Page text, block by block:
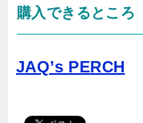
購入できるところ
JAQ’s PERCH